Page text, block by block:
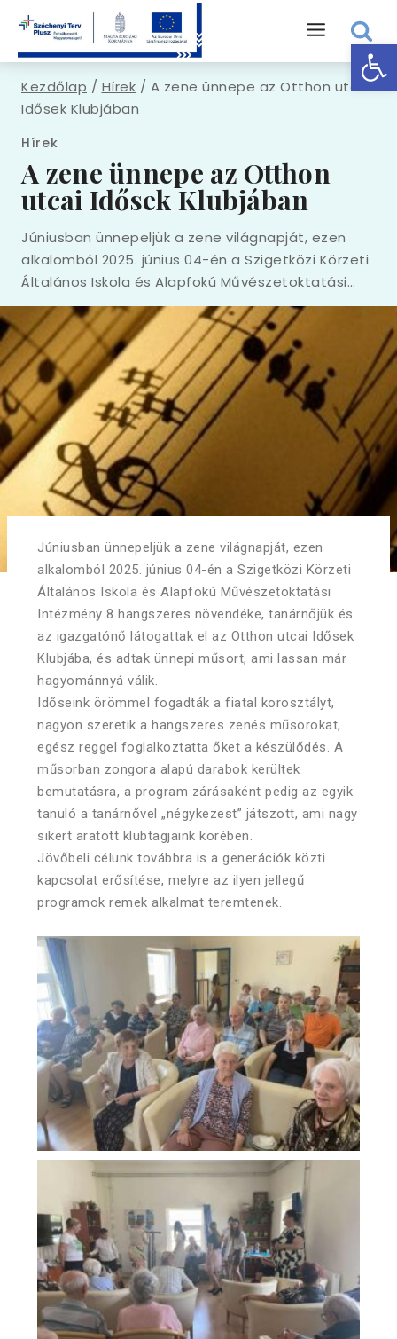
Kezdőlap / Hírek / A zene ünnepe az Otthon utcai
Idősek Klubjában
Hírek
A zene ünnepe az Otthon
utcai Idősek Klubjában
Júniusban ünnepeljük a zene világnapját, ezen
alkalomból 2025. június 04-én a Szigetközi Körzeti
Általános Iskola és Alapfokú Művészetoktatási…
Júniusban ünnepeljük a zene világnapját, ezen
alkalomból 2025. június 04-én a Szigetközi Körzeti
Általános Iskola és Alapfokú Művészetoktatási
Intézmény 8 hangszeres növendéke, tanárnőjük és
az igazgatónő látogattak el az Otthon utcai Idősek
Klubjába, és adtak ünnepi műsort, ami lassan már
hagyománnyá válik.
Időseink örömmel fogadták a fiatal korosztályt,
nagyon szeretik a hangszeres zenés műsorokat,
egész reggel foglalkoztatta őket a készülődés. A
műsorban zongora alapú darabok kerültek
bemutatásra, a program zárásaként pedig az egyik
tanuló a tanárnővel „négykezest” játszott, ami nagy
sikert aratott klubtagjaink körében.
Jövőbeli célunk továbbra is a generációk közti
kapcsolat erősítése, melyre az ilyen jellegű
programok remek alkalmat teremtenek.